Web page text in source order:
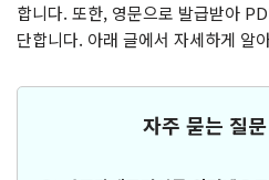
합니다. 또한, 영문으로 발급받아
단합니다. 아래 글에서 자세하게 알
자주 묻는 질